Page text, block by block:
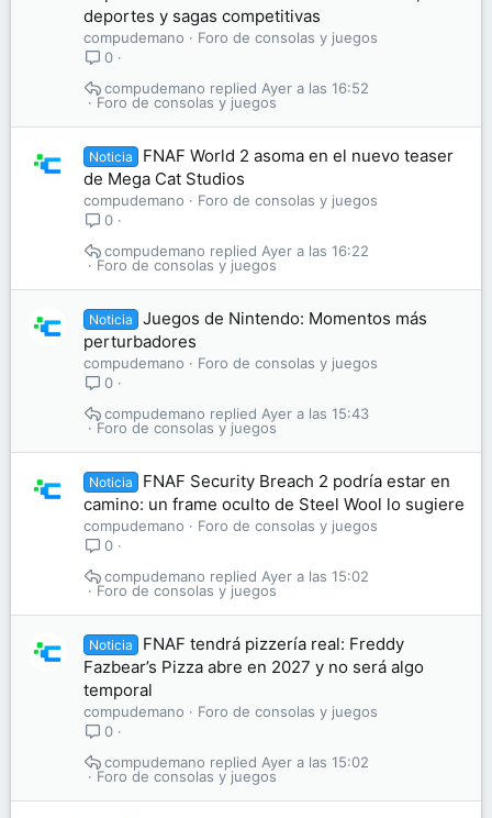
deportes y sagas competitivas
compudemano
Foro de consolas y juegos
0
Foro de consolas y juegos
Ayer a las 16:52
compudemano
Noticia
FNAF World 2 asoma en el nuevo teaser
de Mega Cat Studios
compudemano
Foro de consolas y juegos
0
Foro de consolas y juegos
Ayer a las 16:22
compudemano
Noticia
Juegos de Nintendo: Momentos más
perturbadores
compudemano
Foro de consolas y juegos
0
Foro de consolas y juegos
Ayer a las 15:43
compudemano
Noticia
FNAF Security Breach 2 podría estar en
camino: un frame oculto de Steel Wool lo sugiere
compudemano
Foro de consolas y juegos
0
Foro de consolas y juegos
Ayer a las 15:02
compudemano
Noticia
FNAF tendrá pizzería real: Freddy
Fazbear’s Pizza abre en 2027 y no será algo
temporal
compudemano
Foro de consolas y juegos
0
Foro de consolas y juegos
Ayer a las 15:02
compudemano